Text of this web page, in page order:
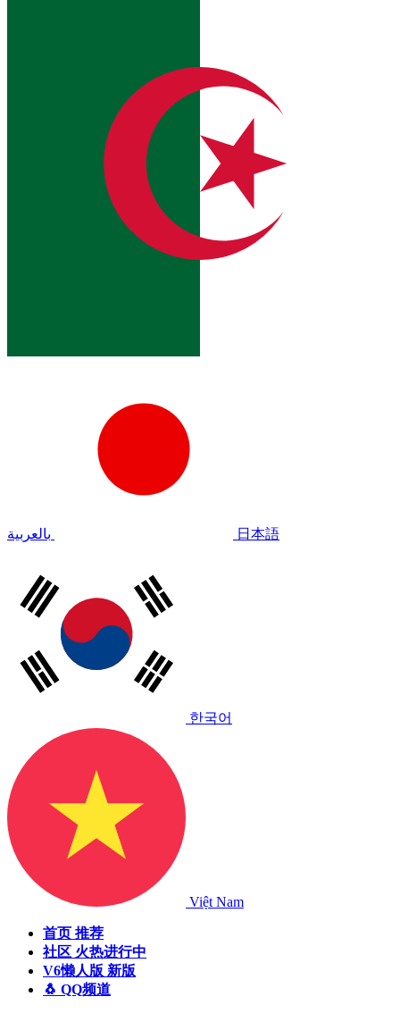
بالعربية 日本語
한국어
Việt Nam
首页 推荐
社区 火热进行中
V6懒人版 新版
🐧 QQ频道